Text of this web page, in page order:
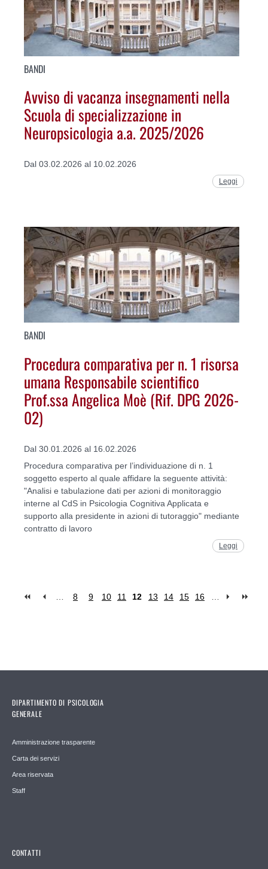
BANDI
Avviso di vacanza insegnamenti nella
Scuola di specializzazione in
Neuropsicologia a.a. 2025/2026
Dal 03.02.2026 al 10.02.2026
Leggi
BANDI
Procedura comparativa per n. 1 risorsa
umana Responsabile scientifico
Prof.ssa Angelica Moè (Rif. DPG 2026-
02)
Dal 30.01.2026 al 16.02.2026
Procedura comparativa per l’individuazione di n. 1
soggetto esperto al quale affidare la seguente attività:
"Analisi e tabulazione dati per azioni di monitoraggio
interne al CdS in Psicologia Cognitiva Applicata e
supporto alla presidente in azioni di tutoraggio" mediante
contratto di lavoro
Leggi
8 9 10 11 12 13 14 15 16
DIPARTIMENTO DI PSICOLOGIA
GENERALE
Amministrazione trasparente
Carta dei servizi
Area riservata
Staff
CONTATTI